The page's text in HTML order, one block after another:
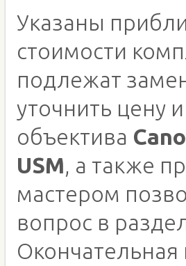
Указаны
стоимости
подлежат
уточнить цену
объектива
USM, а также
мастером
вопрос в